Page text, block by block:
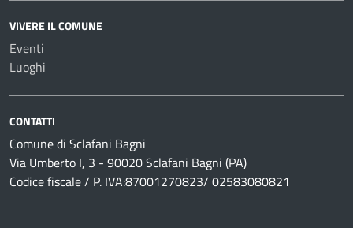
VIVERE IL COMUNE
Eventi
Luoghi
CONTATTI
Comune di Sclafani Bagni
Via Umberto I, 3 - 90020 Sclafani Bagni (PA)
Codice fiscale / P. IVA:87001270823/ 02583080821